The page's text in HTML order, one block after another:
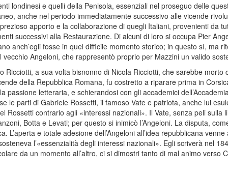
londinesi e quelli della Penisola, essenziali nel proseguo delle
anche nel periodo immediatamente successivo alle vicende
apporto e la collaborazione di quegli Italiani, provenienti da
successivi alla Restaurazione. Di alcuni di loro si occupa Pier
anch’egli fosse in quel difficile momento storico; in questo sì, ma
vecchio Angeloni, che rappresentò proprio per Mazzini un valido
Ricciotti, a sua volta bisnonno di Nicola Ricciotti, che sarebbe morto
della Repubblica Romana, fu costretto a riparare prima in
passione letteraria, e schierandosi con gli accademici
le parti di Gabriele Rossetti, il famoso Vate e patriota, anche lui
Rossetti contrario agli «interessi nazionali». Il Vate, senza peli sulla
Botta e Levati; per questo si inimicò l’Angeloni. La disputa,
L’aperta e totale adesione dell’Angeloni all’idea repubblicana
l’«essenzialità degli interessi nazionali». Egli scriverà nel
da un momento all’altro, ci si dimostri tanto di mal animo verso